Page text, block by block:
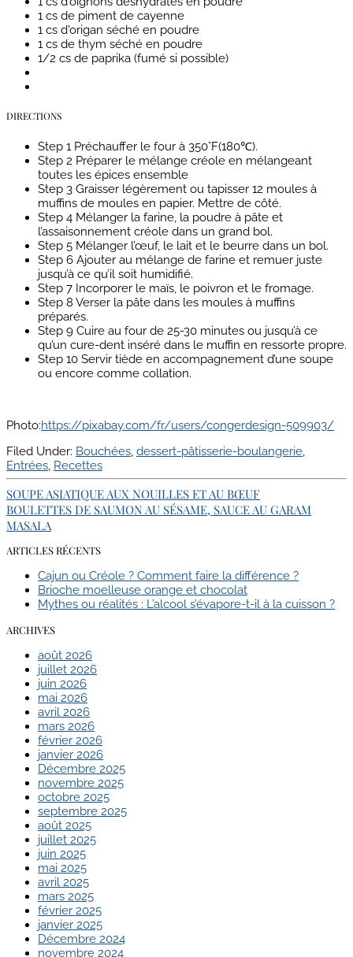
1 cs de piment de cayenne
1 cs d'origan séché en poudre
1 cs de thym séché en poudre
1/2 cs de paprika (fumé si possible)
DIRECTIONS
Step 1 Préchauffer le four à 350°F(180℃).
Step 2 Préparer le mélange créole en mélangeant
toutes les épices ensemble
Step 3 Graisser légèrement ou tapisser 12 moules à
muffins de moules en papier. Mettre de côté.
Step 4 Mélanger la farine, la poudre à pâte et
l’assaisonnement créole dans un grand bol.
Step 5 Mélanger l’œuf, le lait et le beurre dans un bol.
Step 6 Ajouter au mélange de farine et remuer juste
jusqu’à ce qu’il soit humidifié.
Step 7 Incorporer le maïs, le poivron et le fromage.
Step 8 Verser la pâte dans les moules à muffins
préparés.
Step 9 Cuire au four de 25-30 minutes ou jusqu’à ce
qu’un cure-dent inséré dans le muffin en ressorte propre.
Step 10 Servir tiède en accompagnement d’une soupe
ou encore comme collation.
Photo:https://pixabay.com/fr/users/congerdesign-509903/
Filed Under: Bouchées, dessert-pâtisserie-boulangerie,
Entrées, Recettes
SOUPE ASIATIQUE AUX NOUILLES ET AU BŒUF
BOULETTES DE SAUMON AU SÉSAME, SAUCE AU GARAM
MASALA
ARTICLES RÉCENTS
Cajun ou Créole ? Comment faire la différence ?
Brioche moelleuse orange et chocolat
Mythes ou réalités : L’alcool s’évapore-t-il à la cuisson ?
ARCHIVES
août 2026
juillet 2026
juin 2026
mai 2026
avril 2026
mars 2026
février 2026
janvier 2026
Décembre 2025
novembre 2025
octobre 2025
septembre 2025
août 2025
juillet 2025
juin 2025
mai 2025
avril 2025
mars 2025
février 2025
janvier 2025
Décembre 2024
novembre 2024